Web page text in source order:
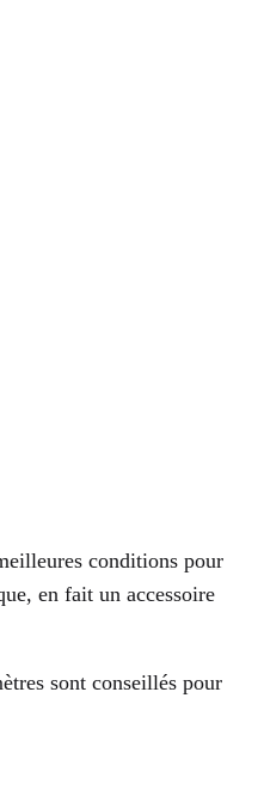
conditions pour
en fait un accessoire
sont conseillés pour